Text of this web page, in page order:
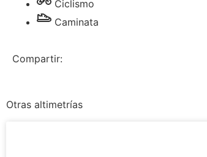
Ciclismo
Caminata
Compartir:
Otras altimetrías